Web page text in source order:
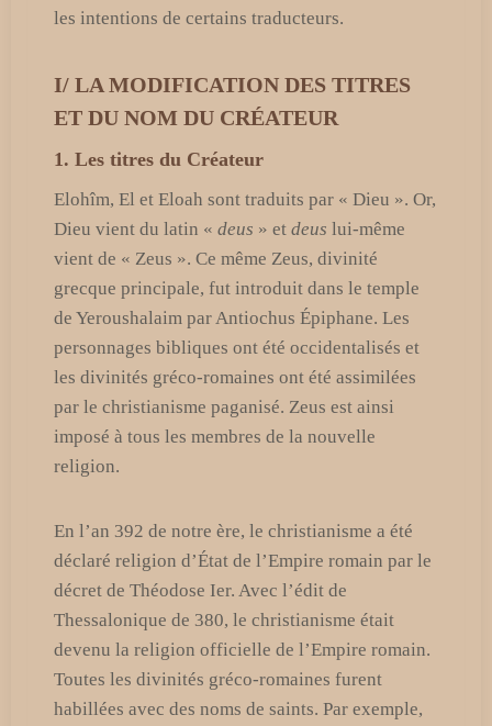
les intentions de certains traducteurs.
I/ LA MODIFICATION DES TITRES
ET DU NOM DU CRÉATEUR
1. Les titres du Créateur
Elohîm, El et Eloah sont traduits par « Dieu ». Or,
Dieu vient du latin « deus » et deus lui-même
vient de « Zeus ». Ce même Zeus, divinité
grecque principale, fut introduit dans le temple
de Yeroushalaim par Antiochus Épiphane. Les
personnages bibliques ont été occidentalisés et
les divinités gréco-romaines ont été assimilées
par le christianisme paganisé. Zeus est ainsi
imposé à tous les membres de la nouvelle
religion.
En l’an 392 de notre ère, le christianisme a été
déclaré religion d’État de l’Empire romain par le
décret de Théodose Ier. Avec l’édit de
Thessalonique de 380, le christianisme était
devenu la religion officielle de l’Empire romain.
Toutes les divinités gréco-romaines furent
habillées avec des noms de saints. Par exemple,